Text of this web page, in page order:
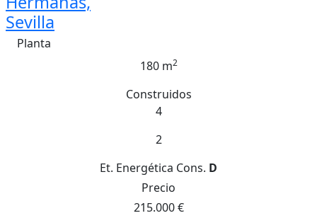
Sevilla
Planta
180 m2
Construidos
4
2
Et. Energética Cons. D
Precio
215.000 €